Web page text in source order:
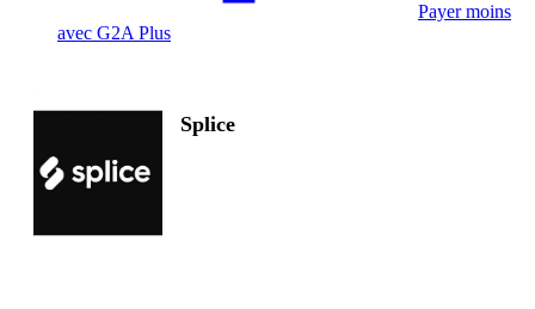
Payer moins
avec G2A Plus
Splice